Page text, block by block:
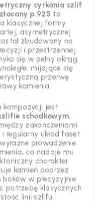
cyrkonia szlif
p.925 to
klasycznej formy
asymetrycznej
zbudowany na
i przestrzennej
się w pełny okrąg,
mijające się
przerwę
kamienia.
kompozycji jest
schodkowym,
zakończeniami
regularny układ faset
prowadzenie
co nadaje mu
charakter.
kamień poprzez
boków w precyzyjnie
potrzebę klasycznych
linii szlifu.